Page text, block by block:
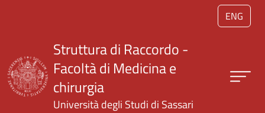
Salta al contenuto principale
ENG
Struttura di Raccordo -
Facoltà di Medicina e
chirurgia
Università degli Studi di Sassari